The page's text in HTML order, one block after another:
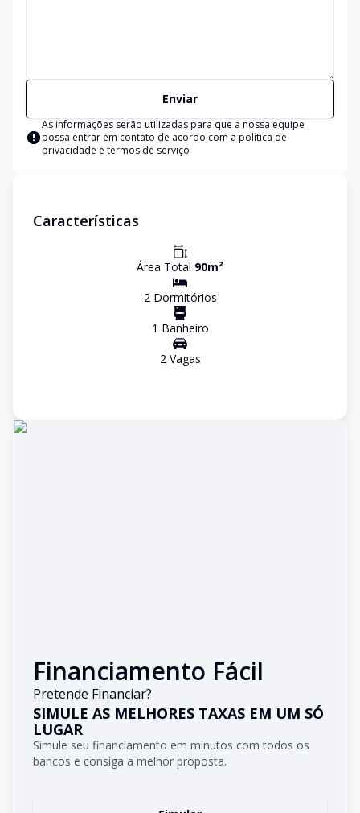
Enviar
As informações serão utilizadas para que a nossa equipe
possa entrar em contato de acordo com a política de
privacidade e termos de serviço
Características
Área Total 90m²
2Dormitórios
1 Banheiro
2Vagas
Financiamento Fácil
Pretende Financiar?
SIMULE AS MELHORES TAXAS EM UM SÓ
LUGAR
Simule seu financiamento em minutos com todos os
bancos e consiga a melhor proposta.